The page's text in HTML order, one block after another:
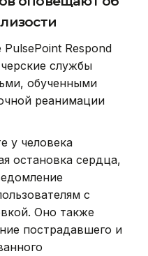
Respond
службы
обученными
реанимации
у человека
остановка сердца,
с
Оно также
пострадавшего и